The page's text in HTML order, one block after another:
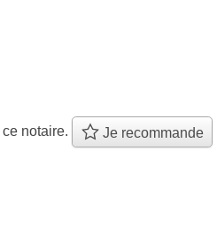
ce notaire. Je recommande